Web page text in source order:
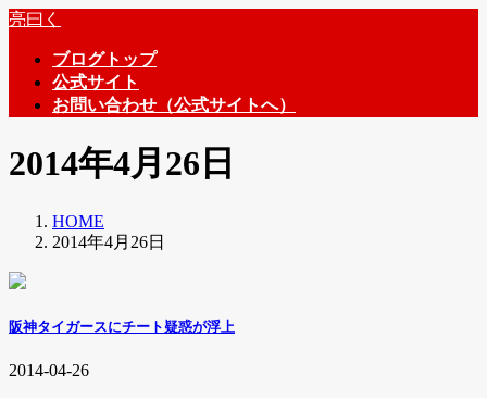
コ
ス
キ
ナ
ン
に
亮曰く
ブログトップ
公式サイト
お問い合わせ（公式サイトへ）
2014年4月26日
HOME
2014年4月26日
阪神タイガースにチート疑惑が浮上
2014-04-26